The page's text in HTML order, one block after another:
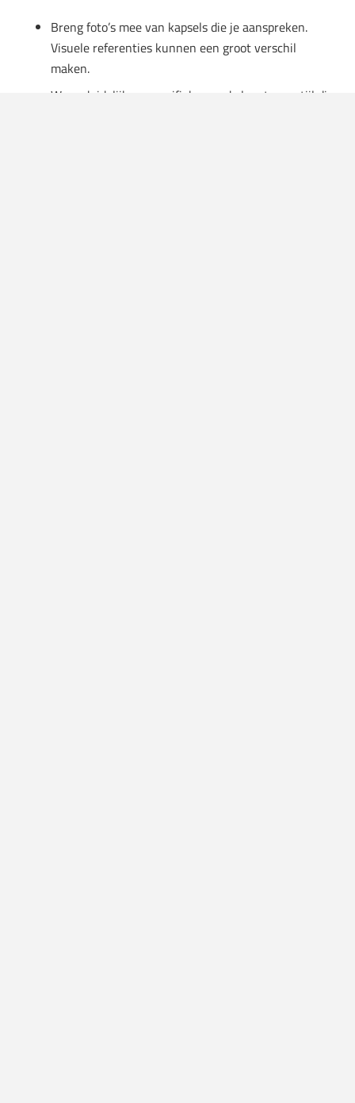
Breng foto’s mee van kapsels die je aanspreken.
Visuele referenties kunnen een groot verschil
maken.
Wees duidelijk en specifiek over de lengte en stijl die